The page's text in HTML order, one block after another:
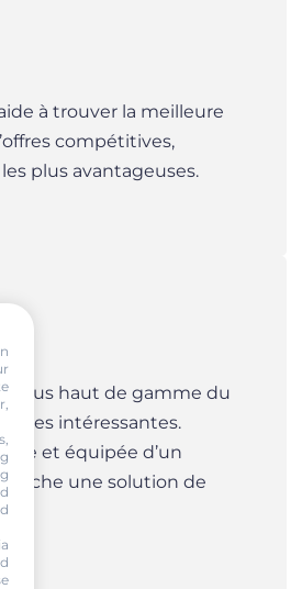
à trouver la meilleure
compétitives,
plus avantageuses.
plus haut de gamme du
intéressantes.
et équipée d’un
une solution de